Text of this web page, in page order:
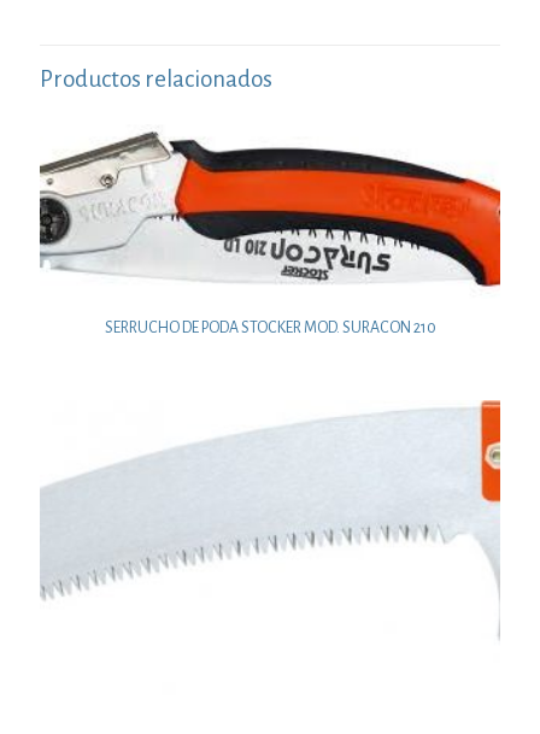
Productos relacionados
SERRUCHO DE PODA STOCKER MOD. SURACON 210